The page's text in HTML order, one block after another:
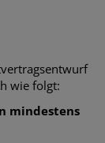
wie folgt:
mindestens